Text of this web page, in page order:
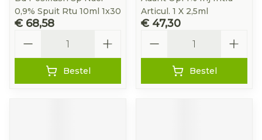
0,9% Spuit Rtu 10ml 1x30
€ 68,58
Bestel
Articul. 1 X 2,5ml
€ 47,30
Bestel